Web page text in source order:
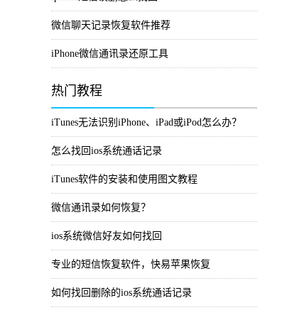
微信聊天记录恢复软件推荐
iPhone微信通讯录还原工具
热门教程
iTunes无法识别iPhone、iPad或iPod怎么办？
怎么找回ios系统通话记录
iTunes软件的安装和使用图文教程
微信通讯录如何恢复？
ios系统微信好友如何找回
专业的短信恢复软件，快易苹果恢复
如何找回删除的ios系统通话记录